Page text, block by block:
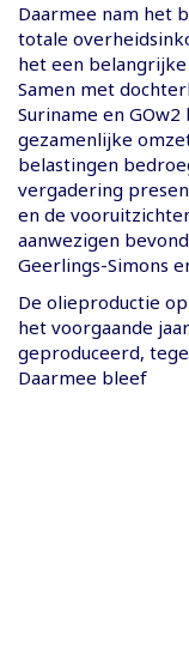
Daarmee nam het
totale
het een belangrijke
Samen met
Suriname en
gezamenlijke
belastingen
vergadering
en de
aanwezigen
Geerlings-Simons
De olieproductie
het voorgaande
geproduceerd,
Daarmee bleef